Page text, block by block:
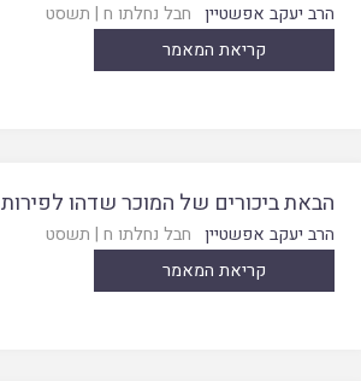
הרב יעקב אפשטיין חבל נחלתו ח | תשסט
קריאת המאמר
הבאת ביכורים של המוכר שדהו לפירות
הרב יעקב אפשטיין חבל נחלתו ח | תשסט
קריאת המאמר